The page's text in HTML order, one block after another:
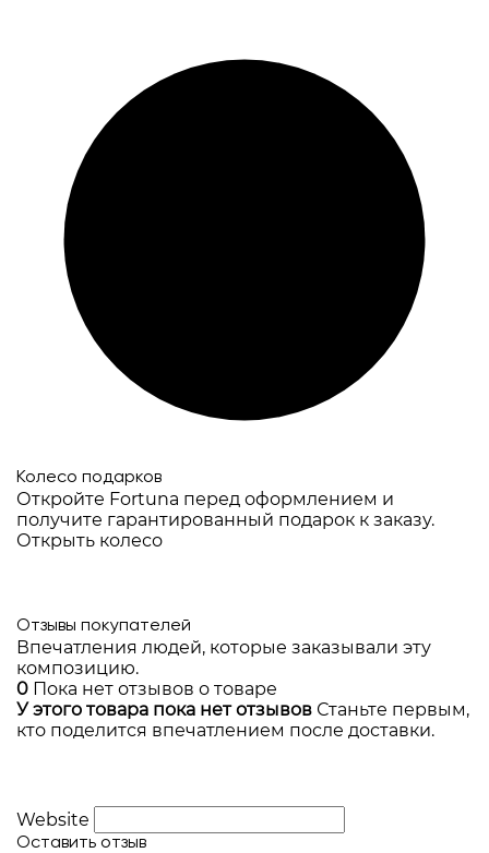
Колесо подарков
Откройте Fortuna перед оформлением и
получите гарантированный подарок к заказу.
Открыть колесо
Отзывы покупателей
Впечатления людей, которые заказывали эту
композицию.
0 Пока нет отзывов о товаре
У этого товара пока нет отзывов Станьте первым,
кто поделится впечатлением после доставки.
Website
Оставить отзыв